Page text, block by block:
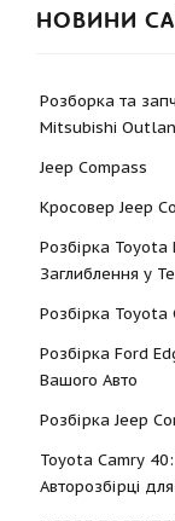
НОВИНИ
Розборка та
Mitsubishi
Jeep Compass
Кросовер Jeep
Розбірка Toyota
Заглиблення у
Розбірка
Розбірка Ford
Вашого Авто
Розбірка Jeep
Toyota Camry
Авторозбірці